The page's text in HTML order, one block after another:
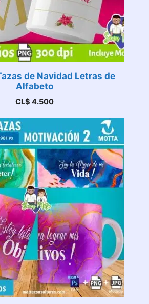
de Navidad Letras de
Alfabeto
CL$ 4.500